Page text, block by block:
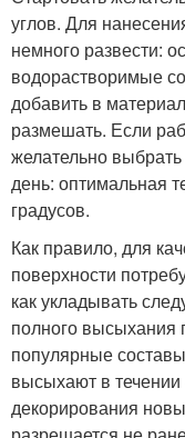
углов. Для
немного развести:
водорастворимые
добавить в
размешать. Если
желательно
день: оптимальная
градусов.
Как правило, для
поверхности
как укладывать
полного
популярные
высыхают в течении
декорирования